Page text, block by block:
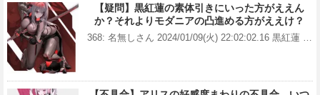
【疑問】黒紅蓮の素体引きにいった方がええん
か？それよりモダニアの凸進める方がええけ？
368: 名無しさん 2024/01/09(火) 22:02:02.16 黒紅蓮 …